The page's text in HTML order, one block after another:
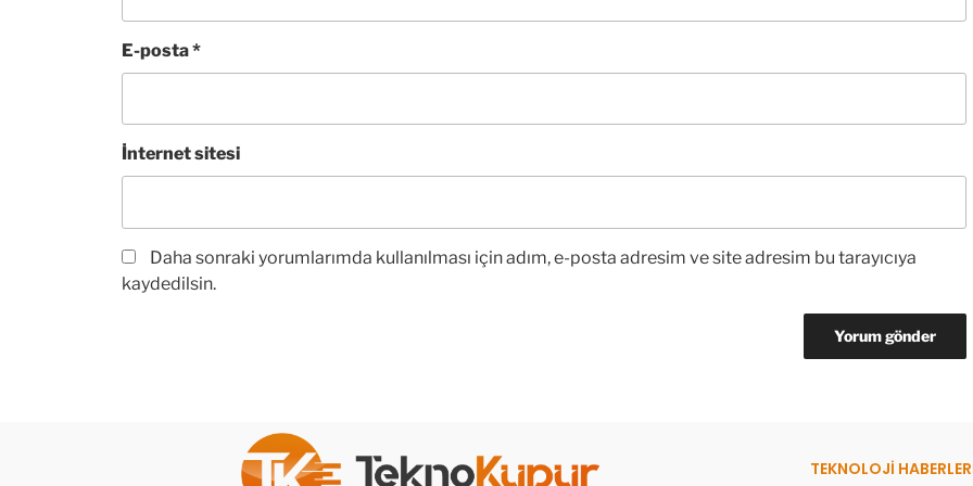
E-posta*
İnternet sitesi
Daha sonraki yorumlarımda kullanılması için adım, e-posta adresim ve site adresim bu tarayıcıya
kaydedilsin.
TEKNOLOJİ